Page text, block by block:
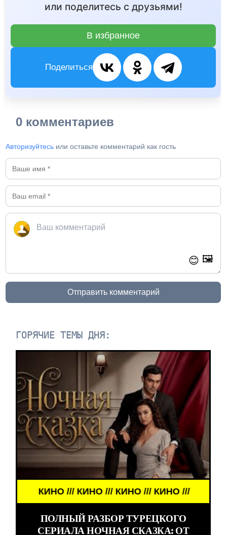
или поделитесь с друзьями!
В избранное
Поделиться
0 комментариев
Авторизуйтесь или оставьте комментарий как гость
😊 🖼️
Отправить комментарий
ГОРЯЧИЕ ТЕМЫ ДНЯ:
КИНО /// КИНО /// КИНО /// КИНО ///
ПОЛНЫЙ РАЗБОР ТУРЕЦКОГО
СЕРИАЛА НОЧНАЯ СКАЗКА: ОТ